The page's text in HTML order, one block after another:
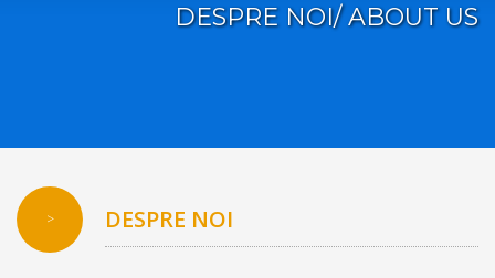
DESPRE NOI/ ABOUT US
> DESPRE NOI